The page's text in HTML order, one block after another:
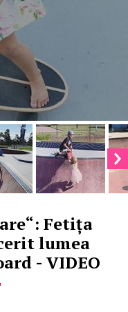
Fetița
lumea
- VIDEO